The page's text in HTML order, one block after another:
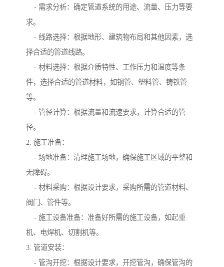
- 需求分析：确定管道系统的用途、流量、压力等要
求。
- 线路选择：根据地形、建筑物布局和其他因素，选
择合适的管道线路。
- 材料选择：根据介质特性、工作压力和温度等条
件，选择合适的管道材料，如钢管、塑料管、铸铁管
等。
- 管径计算：根据流量和流速要求，计算合适的管
径。
2. 施工准备：
- 场地准备：清理施工场地，确保施工区域的平整和
无障碍。
- 材料采购：根据设计要求，采购所需的管道材料、
阀门、管件等。
- 施工设备准备：准备好所需的施工设备，如起重
机、电焊机、切割机等。
3. 管道安装：
- 管沟开挖：根据设计要求，开挖管沟，确保管沟的